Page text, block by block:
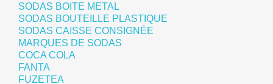
SODAS BOITE METAL
SODAS BOUTEILLE PLASTIQUE
SODAS CAISSE CONSIGNÉE
MARQUES DE SODAS
COCA COLA
FANTA
FUZETEA